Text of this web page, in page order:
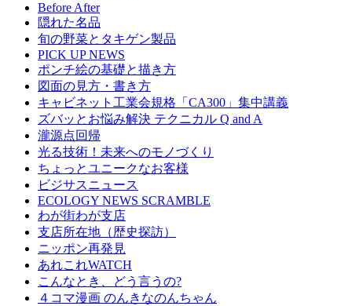
Before After
隠れた名品
旬の野菜とタキゲン製品
PICK UP NEWS
ポンチ絵の基礎と描き方
図面の見方・書き方
キャビネット工業会規格「CA300」集中講義
ズバッとお悩み解決 テクニカル Q and A
瀧源点回帰
光る技術！未来へのモノづくり
ちょっとユニークなお客様
ビジサスニュース
ECOLOGY NEWS SCRAMBLE
わが街わが支店
支店所在地（歴史探訪）
ニッポン再発見
あれこれWATCH
こんなとき、どう言うの?
４コマ漫画 のんきなのんちゃん